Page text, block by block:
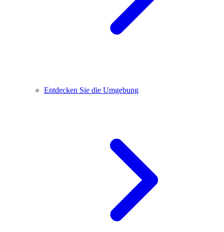
Entdecken Sie die Umgebung